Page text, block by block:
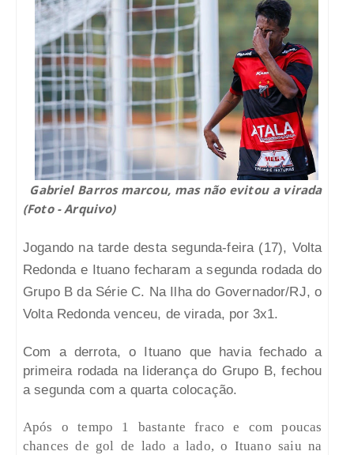
Gabriel Barros marcou, mas não evitou a virada
(Foto - Arquivo)
Jogando na tarde desta segunda-feira (17), Volta
Redonda e Ituano fecharam a segunda rodada do
Grupo B da Série C. Na Ilha do Governador/RJ, o
Volta Redonda venceu, de virada, por 3x1.
Com a derrota, o Ituano que havia fechado a
primeira rodada na liderança do Grupo B, fechou
a segunda com a quarta colocação.
Após o tempo 1 bastante fraco e com poucas
chances de gol de lado a lado, o Ituano saiu na